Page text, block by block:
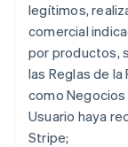
legítimos,
comercial
por productos,
las Reglas de
como
Usuario haya
Stripe;